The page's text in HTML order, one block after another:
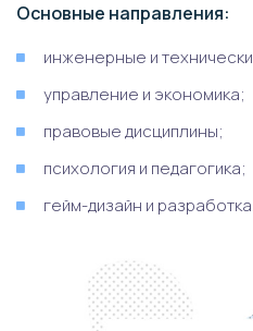
Основные направления:
инженерные и
управление и экономика;
правовые дисциплины;
психология и педагогика;
гейм-дизайн и разработка.